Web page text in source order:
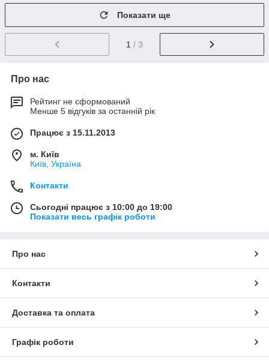
Показати ще
1 / 3
Про нас
Рейтинг не сформований
Менше 5 відгуків за останній рік
Працює з 15.11.2013
м. Київ
Київ, Україна
Контакти
Сьогодні працює з 10:00 до 19:00
Показати весь графік роботи
Про нас
Контакти
Доставка та оплата
Графік роботи